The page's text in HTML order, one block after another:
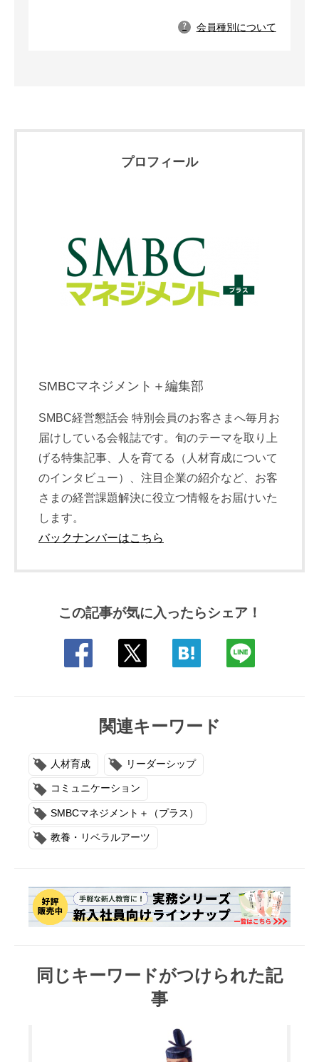
? 会員種別について
プロフィール
SMBCマネジメント＋編集部
SMBC経営懇話会 特別会員のお客さまへ毎月お
届けしている会報誌です。旬のテーマを取り上
げる特集記事、人を育てる（人材育成について
のインタビュー）、注目企業の紹介など、お客
さまの経営課題解決に役立つ情報をお届けいた
します。
バックナンバーはこちら
この記事が気に入ったらシェア！
関連キーワード
人材育成 リーダーシップ
コミュニケーション
SMBCマネジメント＋（プラス）
教養・リベラルアーツ
同じキーワードがつけられた記
事